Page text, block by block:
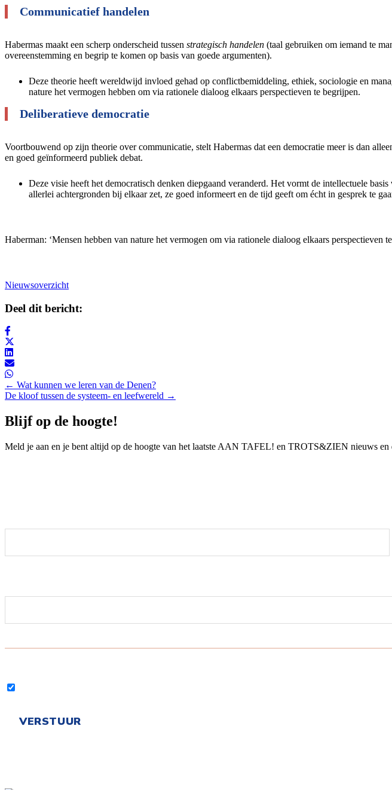
Communicatief handelen
Habermas maakt een scherp onderscheid tussen strategisch handelen (taal gebruiken om iemand te
overeenstemming en begrip te komen op basis van goede argumenten).
Deze theorie heeft wereldwijd invloed gehad op conflictbemiddeling, ethiek, sociologie en
nature het vermogen hebben om via rationele dialoog elkaars perspectieven te begrijpen.
Deliberatieve democratie
Voortbouwend op zijn theorie over communicatie, stelt Habermas dat een democratie meer is dan
en goed geïnformeerd publiek debat.
Deze visie heeft het democratisch denken diepgaand veranderd. Het vormt de intellectuele
allerlei achtergronden bij elkaar zet, ze goed informeert en de tijd geeft om écht in gesprek te
Haberman: ‘Mensen hebben van nature het vermogen om via rationele dialoog elkaars perspectieven
Nieuwsoverzicht
Deel dit bericht:
Posts
navigation
← Wat kunnen we leren van de Denen?
De kloof tussen de systeem- en leefwereld →
Blijf op de hoogte!
Meld je aan en je bent altijd op de hoogte van het laatste AAN TAFEL! en TROTS&ZIEN nieuws en